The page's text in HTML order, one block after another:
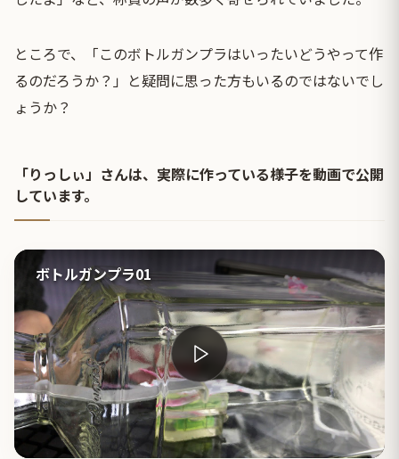
ところで、「このボトルガンプラはいったいどうやって作
るのだろうか？」と疑問に思った方もいるのではないでし
ょうか？
「りっしぃ」さんは、実際に作っている様子を動画で公開
しています。
ボトルガンプラ01